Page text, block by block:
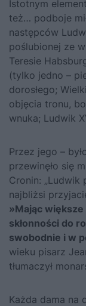
Istotnym
też… podboje
następców
poślubionej ze
Teresie
(tylko jedno –
dorosłego;
objęcia tronu,
wnuka; Ludwik
Przez jego –
przewinęło się
Cronin: „Ludwik
najbliżsi
»Mając
skłonności do
swobodnie i w
wieku pisarz
tłumaczył
Każda dama na